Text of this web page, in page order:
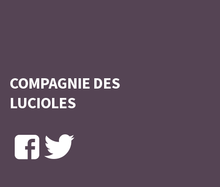
COMPAGNIE DES
LUCIOLES